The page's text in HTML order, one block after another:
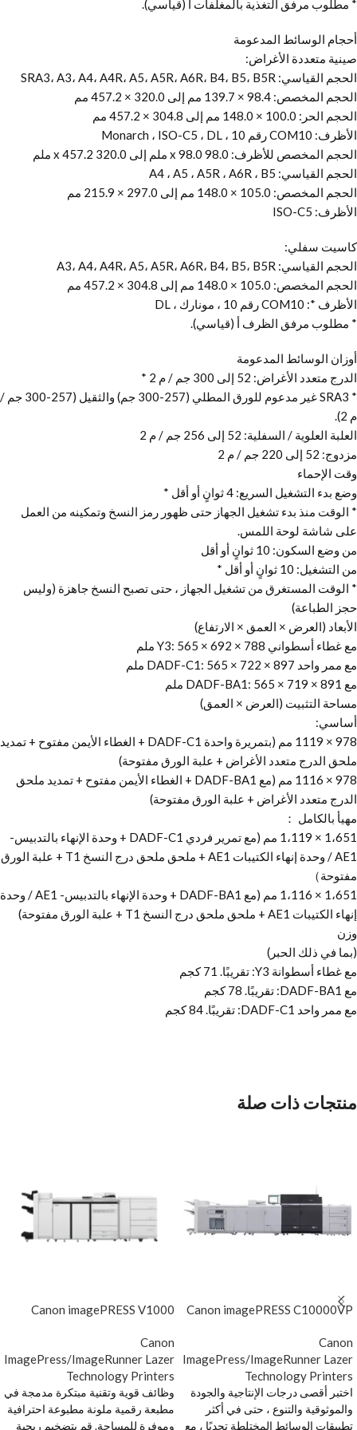
* مطلوب مرفق التغذية بالمغلفات أ (قياسي).
أحجام الوسائط المدعومة
صينية متعددة الأغراض:
الحجم القياسي: SRA3، A3، A4، A4R، A5، A5R، A6R، B4، B5، B5R
الحجم المخصص: 98.4 × 139.7 مم إلى 320.0 × 457.2 مم
الحجم الحر: 100.0 × 148.0 مم إلى 304.8 × 457.2 مم
الأظرف: COM10 رقم 10 ، Monarch ، ISO-C5 ، DL
الحجم المخصص للأظرف: 98.0 x 98.0 ملم إلى 320.0 x 457.2 ملم
الحجم القياسي: A4 ، A5 ، A5R ، A6R ، B5
الحجم المخصص: 105.0 × 148.0 مم إلى 297.0 × 215.9 مم
الأظرف: ISO-C5
كاسيت سفلي:
الحجم القياسي: A3، A4، A4R، A5، A5R، A6R، B4، B5، B5R
الحجم المخصص: 105.0 × 148.0 مم إلى 304.8 × 457.2 مم
الأظرف *: COM10 رقم 10 ، مونارك ، DL
* مطلوب مرفق الظرف أ (قياسي).
أوزان الوسائط المدعومة
الدرج متعدد الأغراض: 52 إلى 300 جم / م 2 *
* SRA3 غير مدعوم للورق المطلي (257-300 جم) والثقيل (257-300 جم /
م 2).
العلبة العلوية / السفلية: 52 إلى 256 جم / م 2
مزدوج: 52 إلى 220 جم / م 2
وقت الإحماء
وضع بدء التشغيل السريع: 4 ثوانٍ أو أقل *
* الوقت منذ بدء تشغيل الجهاز حتى ظهور رمز النسخ وتمكينه من العمل
على شاشة لوحة اللمس.
من وضع السكون: 10 ثوانٍ أو أقل
من التشغيل: 10 ثوانٍ أو أقل *
* الوقت المستغرق من تشغيل الجهاز ، حتى تصبح النسخ جاهزة (وليس
حجز الطباعة)
الأبعاد (العرض × العمق × الارتفاع)
مع غطاء أسطواني Y3: 565 × 692 × 788 ملم
مع ممر واحد DADF-C1: 565 × 722 × 897 ملم
مع DADF-BA1: 565 × 719 × 891 ملم
مساحة التثبيت (العرض × العمق)
أساسي:
978 × 1119 مم (بتمريرة واحدة DADF-C1 + الغطاء الأيمن مفتوح + تمديد
ملحق الدرج متعدد الأغراض + علبة الورق مفتوحة)
978 × 1116 مم (مع DADF-BA1 + الغطاء الأيمن مفتوح + تمديد ملحق
الدرج متعدد الأغراض + علبة الورق مفتوحة)
مهيأ بالكامل ：
1،651 × 1،119 مم (مع تمرير فردي DADF-C1 + وحدة الإنهاء بالتدبيس-
AE1 / وحدة إنهاء الكتيبات AE1 + ملحق ملحق درج النسخ T1 + علبة الورق
مفتوحة）
1،651 × 1،116 مم (مع DADF-BA1 + وحدة الإنهاء بالتدبيس- AE1 / وحدة
إنهاء الكتيبات AE1 + ملحق ملحق درج النسخ T1 + علبة الورق مفتوحة)
وزن
(بما في ذلك الحبر)
مع غطاء أسطوانة Y3: تقريبًا. 71 كجم
مع DADF-BA1: تقريبًا. 78 كجم
مع ممر واحد DADF-C1: تقريبًا. 84 كجم
منتجات ذات صلة
Canon imagePRESS C10000VP
Canon
ImagePress/ImageRunner Lazer
Technology Printers
اختبر أقصى درجات الإنتاجية والجودة
والموثوقية والتنوع ، حتى في أكثر
تطبيقات الوسائط المختلطة تحديًا ، مع
Canon imagePRESS V1000
Canon
ImagePress/ImageRunner Lazer
Technology Printers
وظائف قوية وتقنية مبتكرة مدمجة في
مطبعة رقمية ملونة مطبوعة احترافية
وموفرة للمساحة. قم بتضخيم ربحية